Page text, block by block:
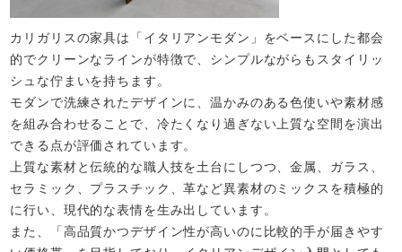
カリガリスの家具は「イタリアンモダン」をベースにした都会
的でクリーンなラインが特徴で、シンプルながらもスタイリッ
シュな佇まいを持ちます。
モダンで洗練されたデザインに、温かみのある色使いや素材感
を組み合わせることで、冷たくなり過ぎない上質な空間を演出
できる点が評価されています。
上質な素材と伝統的な職人技を土台にしつつ、金属、ガラス、
セラミック、プラスチック、革など異素材のミックスを積極的
に行い、現代的な表情を生み出しています。
また、「高品質かつデザイン性が高いのに比較的手が届きやす